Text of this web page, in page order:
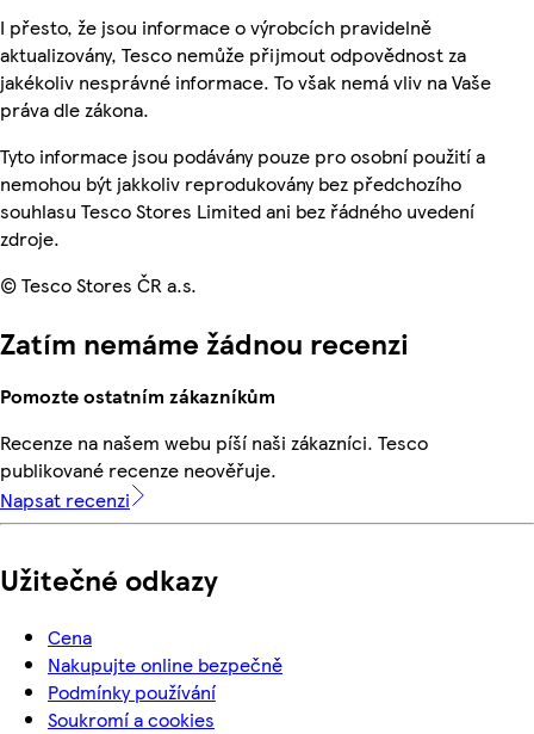
I přesto, že jsou informace o výrobcích pravidelně
aktualizovány, Tesco nemůže přijmout odpovědnost za
jakékoliv nesprávné informace. To však nemá vliv na Vaše
práva dle zákona.
Tyto informace jsou podávány pouze pro osobní použití a
nemohou být jakkoliv reprodukovány bez předchozího
souhlasu Tesco Stores Limited ani bez řádného uvedení
zdroje.
© Tesco Stores ČR a.s.
Zatím nemáme žádnou recenzi
Pomozte ostatním zákazníkům
Recenze na našem webu píší naši zákazníci. Tesco
publikované recenze neověřuje.
Napsat recenzi
Užitečné odkazy
Cena
Nakupujte online bezpečně
Podmínky používání
Soukromí a cookies